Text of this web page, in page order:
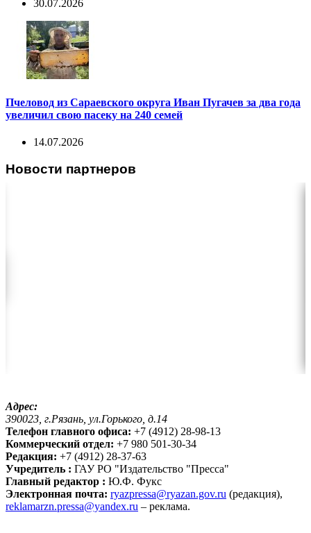
30.07.2026
Пчеловод из Сараевского округа Иван Пугачев за два года
увеличил свою пасеку на 240 семей
14.07.2026
Новости партнеров
Адрес:
390023, г.Рязань, ул.Горького, д.14
Телефон главного офиса: +7 (4912) 28-98-13
Коммерческий отдел: +7 980 501-30-34
Редакция: +7 (4912) 28-37-63
Учредитель : ГАУ РО "Издательство "Пресса"
Главный редактор : Ю.Ф. Фукс
Электронная почта: ryazpressa@ryazan.gov.ru (редакция),
reklamarzn.pressa@yandex.ru – реклама.